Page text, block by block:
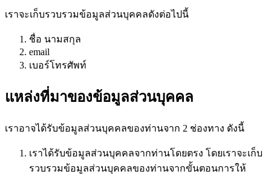
เราจะเก็บรวบรวมข้อมูลส่วนบุคคลดังต่อไปนี้
ชื่อ นามสกุล
email
เบอร์โทรศัพท์
แหล่งที่มาของข้อมูลส่วนบุคคล
เราอาจได้รับข้อมูลส่วนบุคคลของท่านจาก 2 ช่องทาง ดังนี้
เราได้รับข้อมูลส่วนบุคคลจากท่านโดยตรง โดยเราจะเก็บ
รวบรวมข้อมูลส่วนบุคคลของท่านจากขั้นตอนการให้